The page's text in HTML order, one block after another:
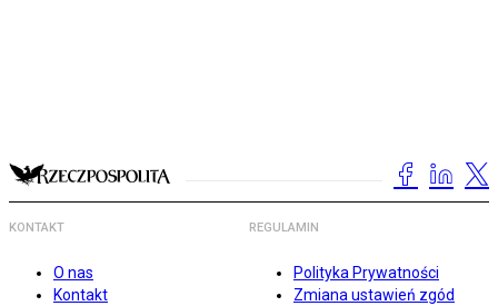
KONTAKT
O nas
Kontakt
REGULAMIN
Polityka Prywatności
Zmiana ustawień zgód